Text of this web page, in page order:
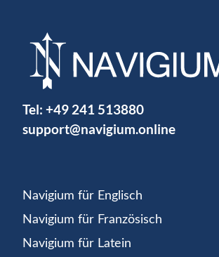
Tel: +49 241 513880
support@navigium.online
Navigium für Englisch
Navigium für Französisch
Navigium für Latein